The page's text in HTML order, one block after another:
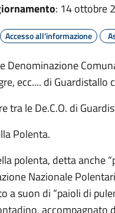
: 14 ottobre
Accesso all'informazione
Denominazione
ecc.... di Guardistallo
tra le De.C.O. di
Polenta.
polenta, detta anche
Nazionale
a suon di “paioli di
accompagnato